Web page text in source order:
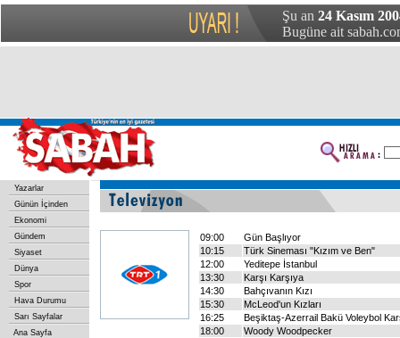
Şu an 24 Kasım
Bugüne ait
Yazarlar
Günün İçinden
Ekonomi
Gündem
Siyaset
Dünya
Spor
Hava Durumu
Sarı Sayfalar
Ana Sayfa
09:00
Gün Başlıyor
10:15
Türk Sineması "Kızım ve Ben"
12:00
Yeditepe İstanbul
13:30
Karşı Karşıya
14:30
Bahçıvanın Kızı
15:30
McLeod'un Kızları
16:25
Beşiktaş-Azerrail Bakü Voleybol
18:00
Woody Woodpecker